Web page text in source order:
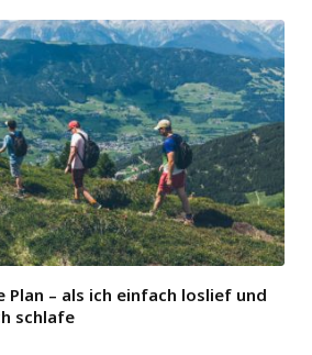
Plan – als ich einfach loslief und
schlafe